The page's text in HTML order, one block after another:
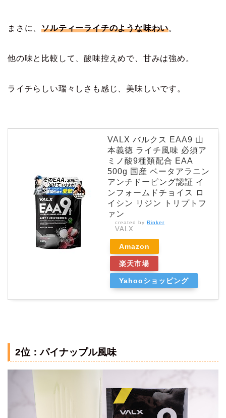
まさに、ソルティーライチのような味わい。
他の味と比較して、酸味控えめで、甘みは強め。
ライチらしい瑞々しさも感じ、美味しいです。
VALX バルクス EAA9 山
本義徳 ライチ風味 必須ア
ミノ酸9種類配合 EAA
500g 国産 ベータアラニン
アンチドーピング認証 イ
ンフォームドチョイス ロ
イシン リジン トリプトフ
ァン
created by Rinker
VALX
Amazon
楽天市場
Yahooショッピング
2位：パイナップル風味